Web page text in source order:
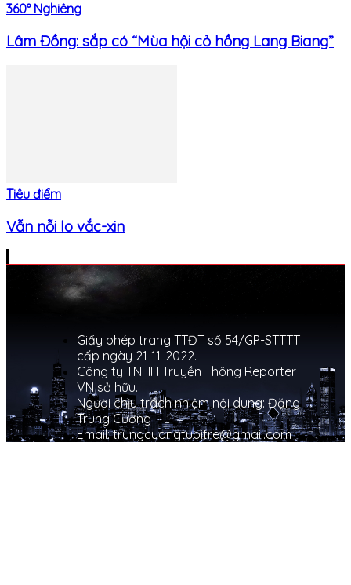
360° Nghiêng
Lâm Đồng: sắp có “Mùa hội cỏ hồng Lang Biang”
Tiêu điểm
Vẫn nỗi lo vắc-xin
Giấy phép trang TTĐT số 54/GP-STTTT
cấp ngày 21-11-2022.
Công ty TNHH Truyền Thông Reporter
VN sở hữu.
Người chịu trách nhiệm nội dung: Đặng
Trung Cường
Email: trungcuongtuoitre@gmail.com